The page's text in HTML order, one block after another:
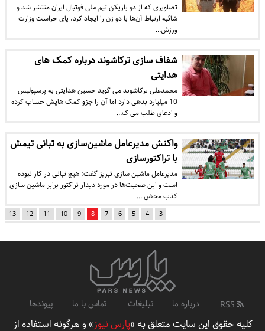
تصاویری که از دو بازیکن تیم ملی فوتبال ایران منتشر شد و
شائبه ارتباط آن‌ها با دو زن را ایجاد کرد، پای حراست وزارت
ورزش…
شفاف سازی ترکاشوند درباره کمک های
هدایتی
محمدعلی ترکاشوند می گوید حسین هدایتی به پرسپولیس
10 میلیارد بدهی دارد اما آن را جزو کمک هایش حساب کرده
و ادعای طلب می ک…
واکنش مدیرعامل ماشین‌سازی به تبانی تیمش
با تراکتورسازی
مدیرعامل ماشین سازی تبریز گفت: هیچ تبانی در کار نبوده
است و این صحبت‌ها در مورد دیدار تراکتور برابر ماشین سازی
کذب محض …
3
4
5
6
7
8
9
10
11
12
13
درباره ما تبلیغات تماس با ما پیوندها
کلیه حقوق این سایت متعلق به «پارس نیوز» و هرگونه استفاده از